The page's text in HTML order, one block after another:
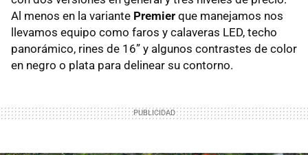
Al menos en la variante Premier que manejamos nos
llevamos equipo como faros y calaveras LED, techo
panorámico, rines de 16” y algunos contrastes de color
en negro o plata para delinear su contorno.